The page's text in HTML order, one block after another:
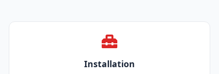
Installation